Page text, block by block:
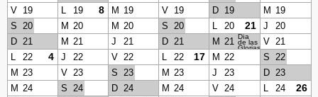
V 19 L 19 8 M 19 V 19 D 19 M 19
S 20 M 20 M 20 S 20 L 20 21 J
20
D 21 M 21 J 21 D 21 M 21 Día
de las
Glorias
Navales
V 21
L
22 4 J 22 V 22 L 22 17 M 22 S 22
M 23 V 23 S 23 M 23 J 23 D 23
M 24 S 24 D 24 M 24 V 24 L 24 26